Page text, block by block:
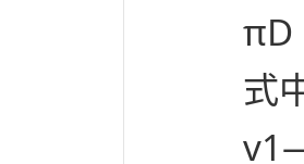
πD
式中
v1——